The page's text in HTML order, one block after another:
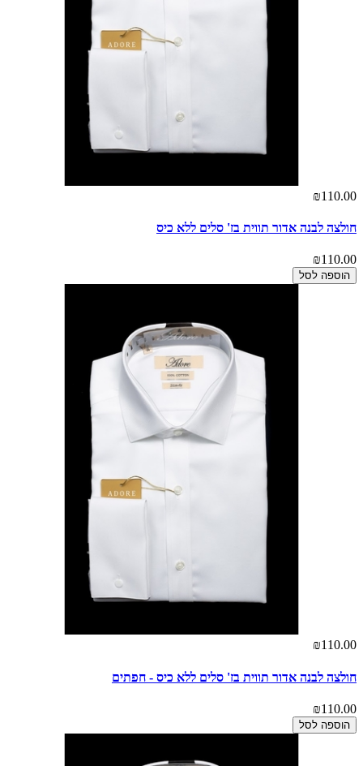
₪110.00
חולצה לבנה אדור תווית בז' סלים ללא כיס
₪110.00
הוספה לסל
₪110.00
חולצה לבנה אדור תווית בז' סלים ללא כיס - חפתים
₪110.00
הוספה לסל